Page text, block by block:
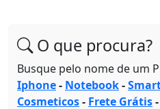
O que procura?
Busque pelo nome de um
Iphone- Notebook-
Cosmeticos- Frete Grátis-